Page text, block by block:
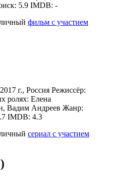
5.9 IMDB: -
фильм с участием
г., Россия Режиссёр:
ролях: Елена
Вадим Андреев Жанр:
IMDB: 4.3
сериал с участием